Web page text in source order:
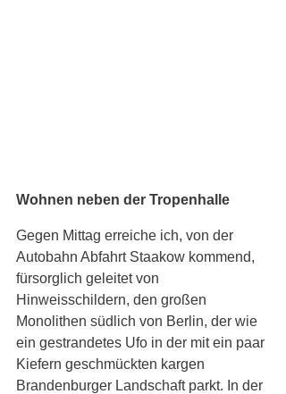
Wohnen neben der Tropenhalle
Gegen Mittag erreiche ich, von der
Autobahn Abfahrt Staakow kommend,
fürsorglich geleitet von
Hinweisschildern, den großen
Monolithen südlich von Berlin, der wie
ein gestrandetes Ufo in der mit ein paar
Kiefern geschmückten kargen
Brandenburger Landschaft parkt. In der